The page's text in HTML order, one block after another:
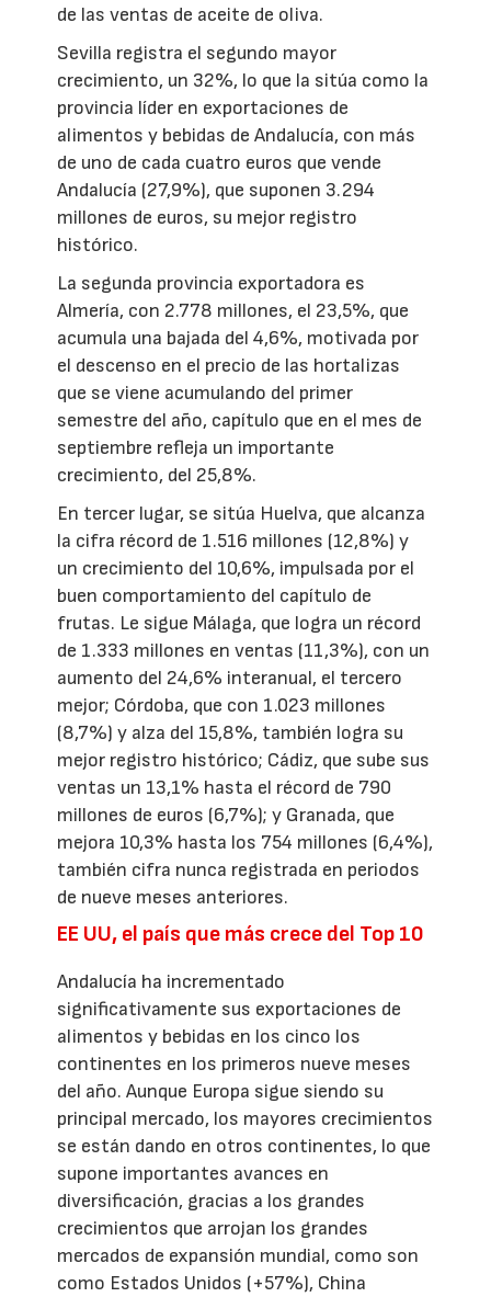
de las ventas de aceite de oliva.
Sevilla registra el segundo mayor
crecimiento, un 32%, lo que la sitúa como la
provincia líder en exportaciones de
alimentos y bebidas de Andalucía, con más
de uno de cada cuatro euros que vende
Andalucía (27,9%), que suponen 3.294
millones de euros, su mejor registro
histórico.
La segunda provincia exportadora es
Almería, con 2.778 millones, el 23,5%, que
acumula una bajada del 4,6%, motivada por
el descenso en el precio de las hortalizas
que se viene acumulando del primer
semestre del año, capítulo que en el mes de
septiembre refleja un importante
crecimiento, del 25,8%.
En tercer lugar, se sitúa Huelva, que alcanza
la cifra récord de 1.516 millones (12,8%) y
un crecimiento del 10,6%, impulsada por el
buen comportamiento del capítulo de
frutas. Le sigue Málaga, que logra un récord
de 1.333 millones en ventas (11,3%), con un
aumento del 24,6% interanual, el tercero
mejor; Córdoba, que con 1.023 millones
(8,7%) y alza del 15,8%, también logra su
mejor registro histórico; Cádiz, que sube sus
ventas un 13,1% hasta el récord de 790
millones de euros (6,7%); y Granada, que
mejora 10,3% hasta los 754 millones (6,4%),
también cifra nunca registrada en periodos
de nueve meses anteriores.
EE UU, el país que más crece del Top 10
Andalucía ha incrementado
significativamente sus exportaciones de
alimentos y bebidas en los cinco los
continentes en los primeros nueve meses
del año. Aunque Europa sigue siendo su
principal mercado, los mayores crecimientos
se están dando en otros continentes, lo que
supone importantes avances en
diversificación, gracias a los grandes
crecimientos que arrojan los grandes
mercados de expansión mundial, como son
como Estados Unidos (+57%), China